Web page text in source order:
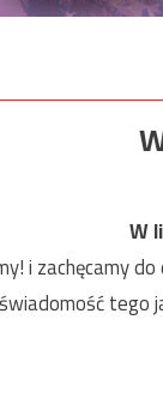
W
i zachęcamy
tego